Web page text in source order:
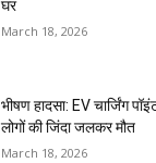
घर
March 18, 2026
भीषण हादसा: EV चार्जिंग
लोगों की जिंदा जलकर मौत
March 18, 2026